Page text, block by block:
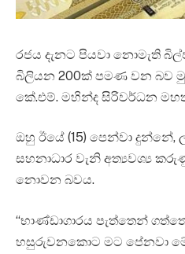
රජය දැනට පියවා නොමැති
බිලියන 200ක් පමණ වන බව
කේ.එම්. මහින්ද සිරිවර්ධන
ඔහු ඊයේ (15) පෙන්වා දුන්නේ,
සහනාධාර වැනි අත්‍යවශ්‍ය
නොවන බවය.
“භාණ්ඩාගාරය පැත්තෙන්
හසුරුවනකොට මට පේනවා